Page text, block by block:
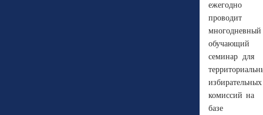
ежегодно
проводит
многодневный
обучающий
семинар для
избирательных
комиссий на
базе